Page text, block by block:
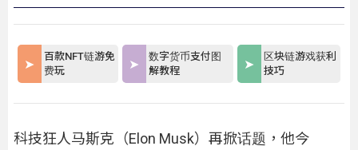
百款NFT链游免
费玩
数字货币支付图
解教程
区块链游戏获利
技巧
科技狂人马斯克（Elon Musk）再掀话题，他今